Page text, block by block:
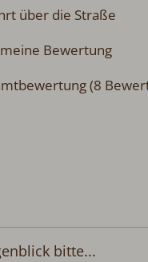
über die Straße
Bewertung
(8
bitte...